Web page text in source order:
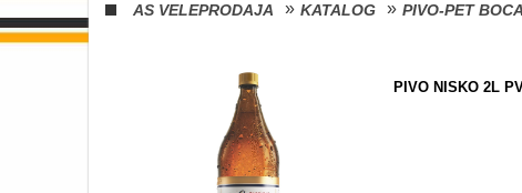
AS VELEPRODAJA KATALOG PIVO-PET BOCA
PIVO NISKO 2L